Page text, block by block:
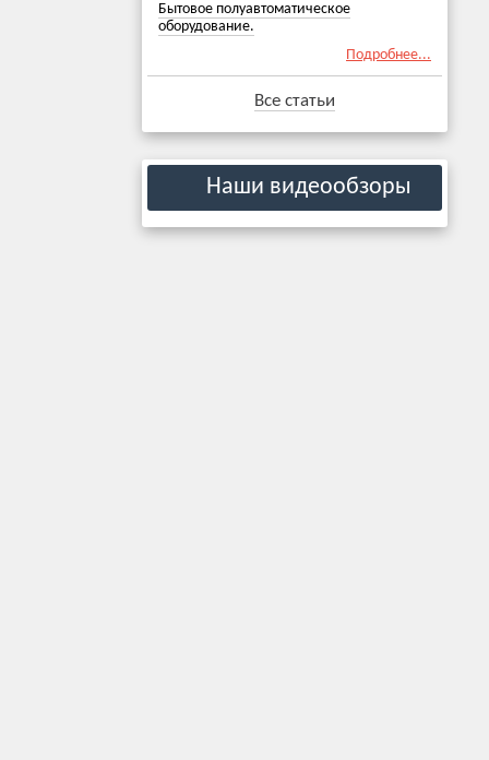
Бытовое полуавтоматическое
оборудование.
Подробнее...
Все статьи
Наши видеообзоры